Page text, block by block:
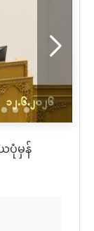
မှန်